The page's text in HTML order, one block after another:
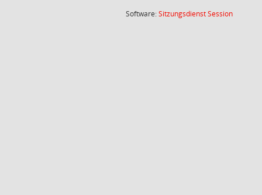
Software:SitzungsdienstSession(Wird in